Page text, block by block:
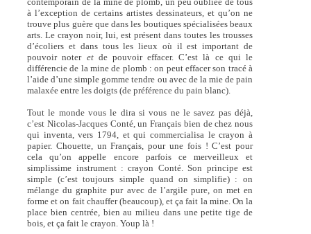
à l’exception de certains artistes dessinateurs, et qu’on ne
trouve plus guère que dans les boutiques spécialisées beaux
arts. Le crayon noir, lui, est présent dans toutes les trousses
d’écoliers et dans tous les lieux où il est important de
pouvoir noter etde pouvoir effacer. C’est là ce qui le
différencie de la mine de plomb : on peut effacer son tracé à
l’aide d’une simple gomme tendre ou avec de la mie de pain
malaxée entre les doigts (de préférence du pain blanc).
Tout le monde vous le dira si vous ne le savez pas déjà,
c’est Nicolas-Jacques Conté, un Français bien de chez nous
qui inventa, vers 1794, et qui commercialisa le crayon à
papier. Chouette, un Français, pour une fois ! C’est pour
cela qu’on appelle encore parfois ce merveilleux et
simplissime instrument : crayon Conté. Son principe est
simple (c’est toujours simple quand on simplifie) : on
mélange du graphite pur avec de l’argile pure, on met en
forme et on fait chauffer (beaucoup), et ça fait la mine. On la
place bien centrée, bien au milieu dans une petite tige de
bois, et ça fait le crayon. Youp là !